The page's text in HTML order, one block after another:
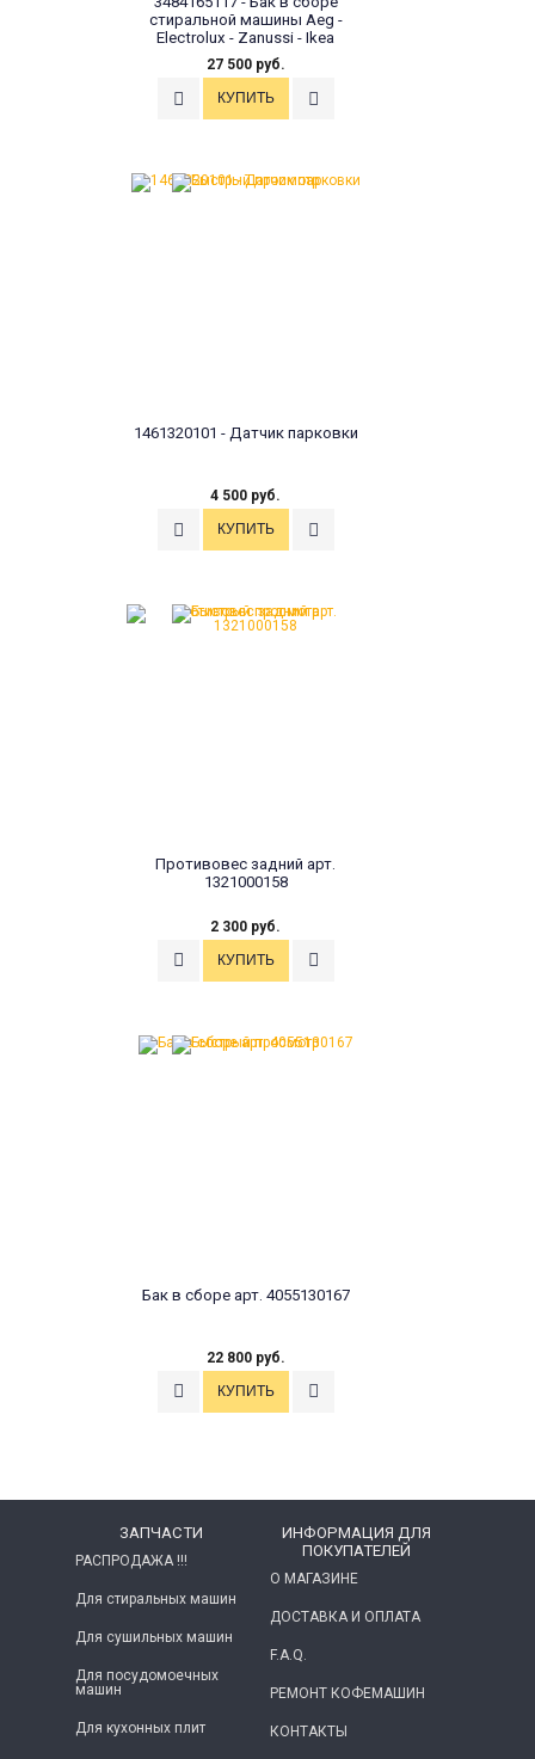
стиральной машины Aeg -
Electrolux - Zanussi - Ikea
27 500 руб.
1461320101 - Датчик парковки
4 500 руб.
Противовес задний арт.
1321000158
2 300 руб.
Бак в сборе арт. 4055130167
22 800 руб.
ЗАПЧАСТИ
РАСПРОДАЖА !!!
Для стиральных машин
Для сушильных машин
Для посудомоечных
машин
Для кухонных плит
ИНФОРМАЦИЯ ДЛЯ
ПОКУПАТЕЛЕЙ
О МАГАЗИНЕ
ДОСТАВКА И ОПЛАТА
F.A.Q.
РЕМОНТ КОФЕМАШИН
КОНТАКТЫ